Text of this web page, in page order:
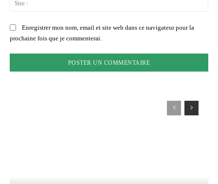
Enregistrer mon nom, email et site web dans ce navigateur pour la
prochaine fois que je commenterai.